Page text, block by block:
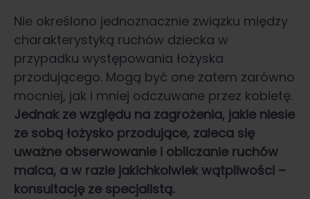
Nie określono jednoznacznie związku między
charakterystyką ruchów dziecka w
przypadku występowania łożyska
przodującego. Mogą być one zatem zarówno
mocniej, jak i mniej odczuwane przez kobietę.
Jednak ze względu na zagrożenia, jakie niesie
ze sobą łożysko przodujące, zaleca się
uważne obserwowanie i obliczanie ruchów
malca, a w razie jakichkolwiek wątpliwości –
konsultację ze specjalistą.